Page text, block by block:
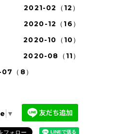
2021-02（12）
2020-12（16）
2020-10（10）
2020-08（11）
（8）
▼